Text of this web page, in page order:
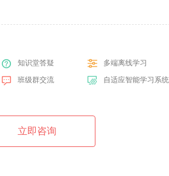
知识堂答疑 多端离线学习
班级群交流 自适应智能学习系统
立即咨询